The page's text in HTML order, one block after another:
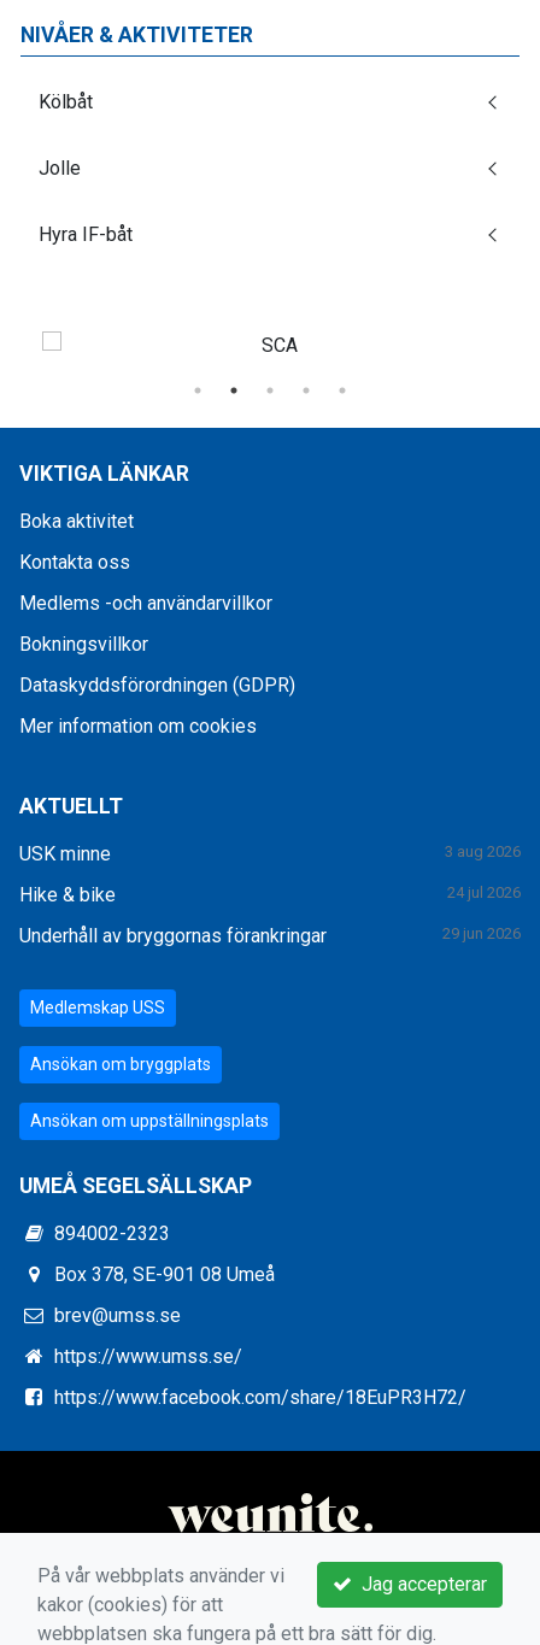
NIVÅER & AKTIVITETER
Kölbåt
Jolle
Hyra IF-båt
VIKTIGA LÄNKAR
Boka aktivitet
Kontakta oss
Medlems -och användarvillkor
Bokningsvillkor
Dataskyddsförordningen (GDPR)
Mer information om cookies
AKTUELLT
USK minne 3 aug 2026
Hike & bike 24 jul 2026
Underhåll av bryggornas förankringar 29 jun 2026
Medlemskap USS
Ansökan om bryggplats
Ansökan om uppställningsplats
UMEÅ SEGELSÄLLSKAP
894002-2323
Box 378, SE-901 08 Umeå
brev@umss.se
https://www.umss.se/
https://www.facebook.com/share/18EuPR3H72/
Jag accepterar
På vår webbplats använder vi
kakor (cookies) för att
webbplatsen ska fungera på ett bra sätt för dig.